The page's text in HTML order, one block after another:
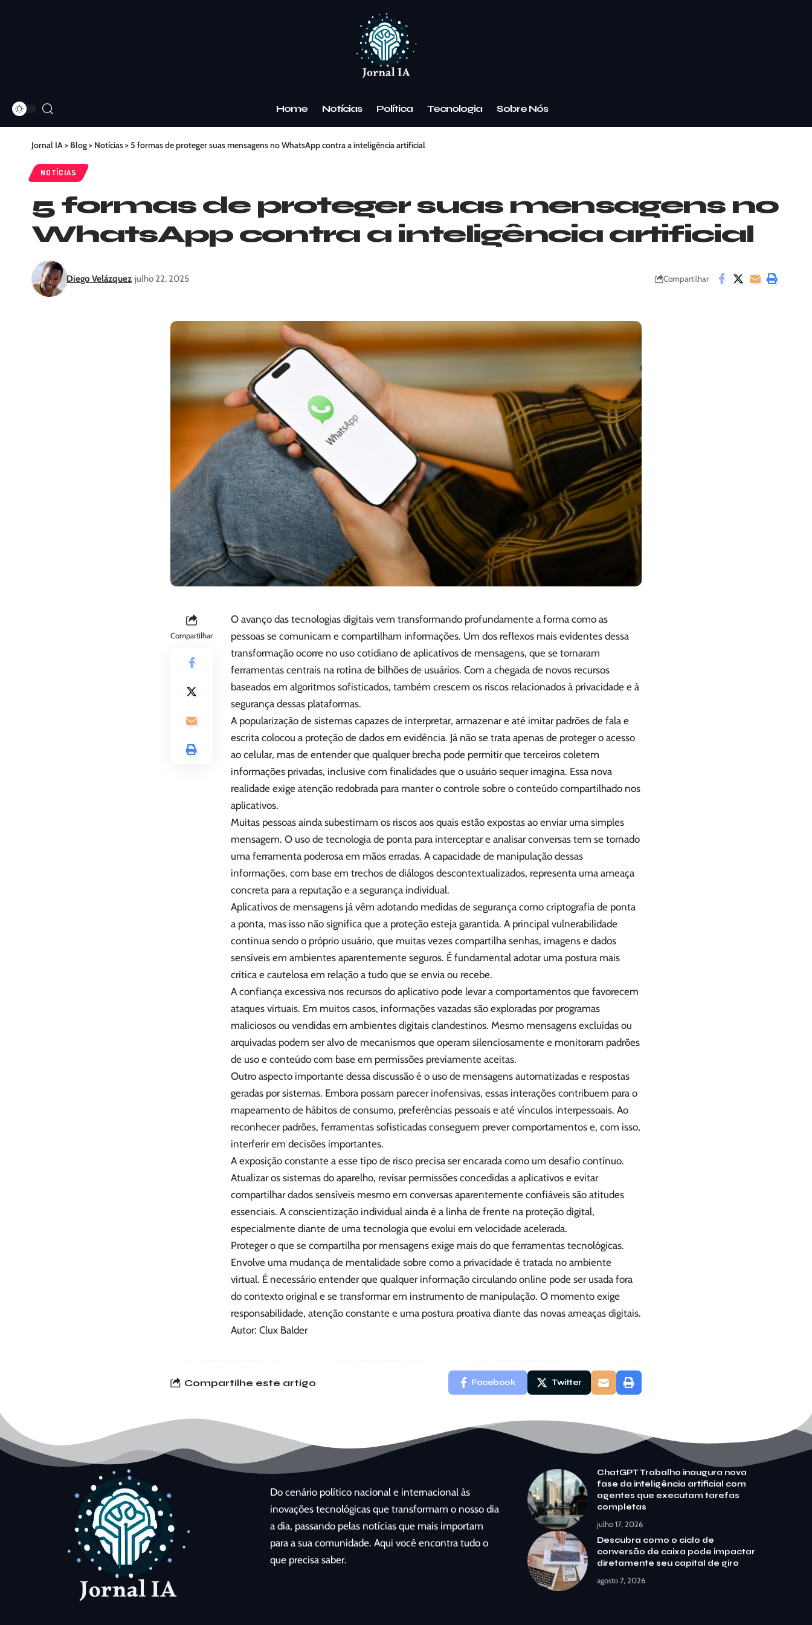
Home Notícias Política Tecnologia Sobre Nós
Jornal IA> Blog> Notícias>5 formas de proteger suas mensagens no WhatsApp contra a inteligência artificial
NOTÍCIAS
5 formas de proteger suas mensagens no
WhatsApp contra a inteligência artificial
Diego Velázquez julho 22, 2025 Compartilhar
Compartilhar
O avanço das tecnologias digitais vem transformando profundamente a forma como as
pessoas se comunicam e compartilham informações. Um dos reflexos mais evidentes dessa
transformação ocorre no uso cotidiano de aplicativos de mensagens, que se tornaram
ferramentas centrais na rotina de bilhões de usuários. Com a chegada de novos recursos
baseados em algoritmos sofisticados, também crescem os riscos relacionados à privacidade e à
segurança dessas plataformas.
A popularização de sistemas capazes de interpretar, armazenar e até imitar padrões de fala e
escrita colocou a proteção de dados em evidência. Já não se trata apenas de proteger o acesso
ao celular, mas de entender que qualquer brecha pode permitir que terceiros coletem
informações privadas, inclusive com finalidades que o usuário sequer imagina. Essa nova
realidade exige atenção redobrada para manter o controle sobre o conteúdo compartilhado nos
aplicativos.
Muitas pessoas ainda subestimam os riscos aos quais estão expostas ao enviar uma simples
mensagem. O uso de tecnologia de ponta para interceptar e analisar conversas tem se tornado
uma ferramenta poderosa em mãos erradas. A capacidade de manipulação dessas
informações, com base em trechos de diálogos descontextualizados, representa uma ameaça
concreta para a reputação e a segurança individual.
Aplicativos de mensagens já vêm adotando medidas de segurança como criptografia de ponta
a ponta, mas isso não significa que a proteção esteja garantida. A principal vulnerabilidade
continua sendo o próprio usuário, que muitas vezes compartilha senhas, imagens e dados
sensíveis em ambientes aparentemente seguros. É fundamental adotar uma postura mais
crítica e cautelosa em relação a tudo que se envia ou recebe.
A confiança excessiva nos recursos do aplicativo pode levar a comportamentos que favorecem
ataques virtuais. Em muitos casos, informações vazadas são exploradas por programas
maliciosos ou vendidas em ambientes digitais clandestinos. Mesmo mensagens excluídas ou
arquivadas podem ser alvo de mecanismos que operam silenciosamente e monitoram padrões
de uso e conteúdo com base em permissões previamente aceitas.
Outro aspecto importante dessa discussão é o uso de mensagens automatizadas e respostas
geradas por sistemas. Embora possam parecer inofensivas, essas interações contribuem para o
mapeamento de hábitos de consumo, preferências pessoais e até vínculos interpessoais. Ao
reconhecer padrões, ferramentas sofisticadas conseguem prever comportamentos e, com isso,
interferir em decisões importantes.
A exposição constante a esse tipo de risco precisa ser encarada como um desafio contínuo.
Atualizar os sistemas do aparelho, revisar permissões concedidas a aplicativos e evitar
compartilhar dados sensíveis mesmo em conversas aparentemente confiáveis são atitudes
essenciais. A conscientização individual ainda é a linha de frente na proteção digital,
especialmente diante de uma tecnologia que evolui em velocidade acelerada.
Proteger o que se compartilha por mensagens exige mais do que ferramentas tecnológicas.
Envolve uma mudança de mentalidade sobre como a privacidade é tratada no ambiente
virtual. É necessário entender que qualquer informação circulando online pode ser usada fora
do contexto original e se transformar em instrumento de manipulação. O momento exige
responsabilidade, atenção constante e uma postura proativa diante das novas ameaças digitais.
Autor: Clux Balder
Compartilhe este artigo Facebook Twitter
Do cenário político nacional e internacional às
inovações tecnológicas que transformam o nosso dia
a dia, passando pelas notícias que mais importam
para a sua comunidade. Aqui você encontra tudo o
que precisa saber.
ChatGPT Trabalho inaugura nova
fase da inteligência artificial com
agentes que executam tarefas
completas
julho 17, 2026
Descubra como o ciclo de
conversão de caixa pode impactar
diretamente seu capital de giro
agosto 7, 2026